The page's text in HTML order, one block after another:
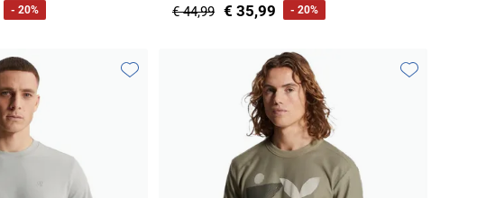
- 20% € 44,99 € 35,99 - 20%
Toevoegen aan favorieten